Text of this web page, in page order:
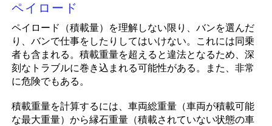
ペイロード
ペイロード（積載量）を理解しない限り、バンを選んだ
り、バンで仕事をしたりしてはいけない。これには同乗
者も含まれる。積載重量を超えると違法となるため、深
刻なトラブルに巻き込まれる可能性がある。また、非常
に危険でもある。
積載重量を計算するには、車両総重量（車両が積載可能
な最大重量）から縁石重量（積載されていない状態の車